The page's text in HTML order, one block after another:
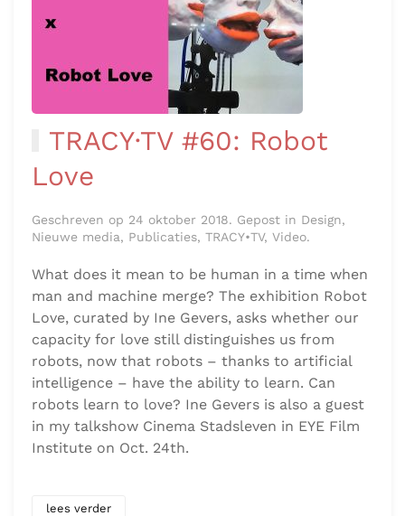
TRACY·TV #60: Robot
Love
Geschreven op 24 oktober 2018. Gepost in Design,
Nieuwe media, Publicaties, TRACY•TV, Video.
What does it mean to be human in a time when
man and machine merge? The exhibition Robot
Love, curated by Ine Gevers, asks whether our
capacity for love still distinguishes us from
robots, now that robots – thanks to artificial
intelligence – have the ability to learn. Can
robots learn to love? Ine Gevers is also a guest
in my talkshow Cinema Stadsleven in EYE Film
Institute on Oct. 24th.
lees verder